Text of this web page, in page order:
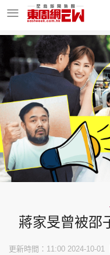
明星名人
東周Ladies
東周食玩通
玄學靈異
蔣家旻曾被邵
更新時間：11:00 2024-10-01